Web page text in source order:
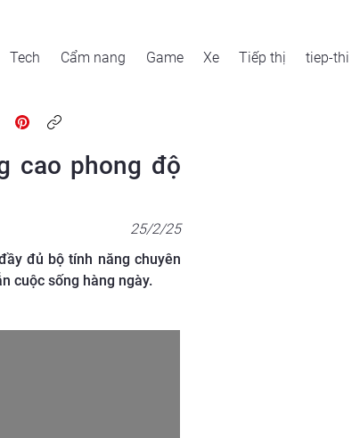
Tech Cẩm nang Game Xe Tiếp thị tiep-thi
cao phong độ
25/2/25
đủ bộ tính năng chuyên
cuộc sống hàng ngày.